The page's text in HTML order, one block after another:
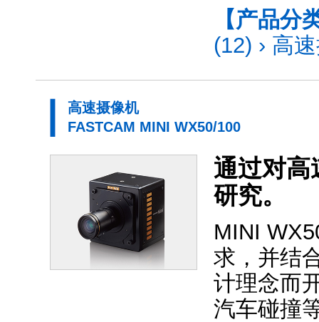
【产品分
(12) › 高
高速摄像机
FASTCAM MINI WX50/100
通过对高
研究。
MINI
求，并结
计理念而
汽车碰撞